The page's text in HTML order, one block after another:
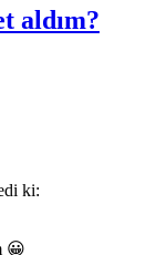
aldım?
ki:
😀